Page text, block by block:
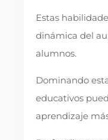
Estas
dinámica del
alumnos.
Dominando
educativos
aprendizaje